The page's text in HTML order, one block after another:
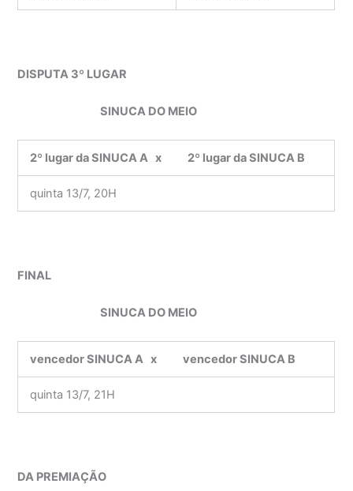
DISPUTA 3º LUGAR
SINUCA DO MEIO
2º lugar da SINUCA Ax 2º lugar da SINUCA B
quinta 13/7, 20H
FINAL
SINUCA DO MEIO
vencedor SINUCA Ax vencedor SINUCA B
quinta 13/7, 21H
DA PREMIAÇÃO